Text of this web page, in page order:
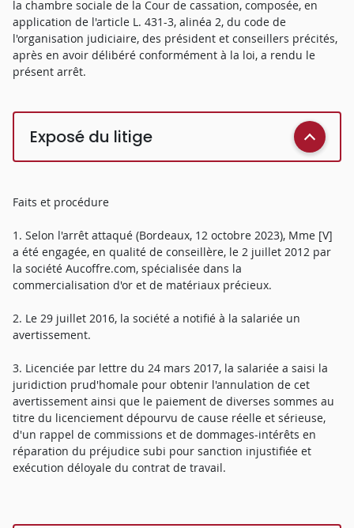
la chambre sociale de la Cour de cassation, composée, en
application de l'article L. 431-3, alinéa 2, du code de
l'organisation judiciaire, des président et conseillers précités,
après en avoir délibéré conformément à la loi, a rendu le
présent arrêt.
Exposé du litige
Faits et procédure
1. Selon l'arrêt attaqué (Bordeaux, 12 octobre 2023), Mme [V]
a été engagée, en qualité de conseillère, le 2 juillet 2012 par
la société Aucoffre.com, spécialisée dans la
commercialisation d'or et de matériaux précieux.
2. Le 29 juillet 2016, la société a notifié à la salariée un
avertissement.
3. Licenciée par lettre du 24 mars 2017, la salariée a saisi la
juridiction prud'homale pour obtenir l'annulation de cet
avertissement ainsi que le paiement de diverses sommes au
titre du licenciement dépourvu de cause réelle et sérieuse,
d'un rappel de commissions et de dommages-intérêts en
réparation du préjudice subi pour sanction injustifiée et
exécution déloyale du contrat de travail.